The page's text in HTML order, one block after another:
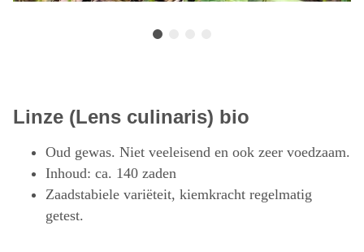
Linze (Lens culinaris) bio
Oud gewas. Niet veeleisend en ook zeer voedzaam.
Inhoud: ca. 140 zaden
Zaadstabiele variëteit, kiemkracht regelmatig
getest.